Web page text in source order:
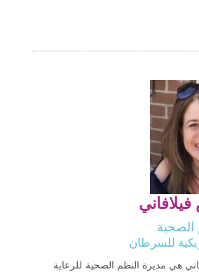
الصحية
للسرطان
هي مديرة النظم الصحية للرعاية